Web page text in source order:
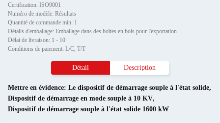
Certification: ISO9001
Numéro de modèle: Résultats
Quantité de commande min: 1
Détails d'emballage: Emballage dans des boîtes en bois pour l'exportation
Délai de livraison: 1 - 10
Conditions de paiement: L/C, T/T
Détail Description
Mettre en évidence: Le dispositif de démarrage souple à l'état solide,
Dispositif de démarrage en mode souple à 10 KV,
Dispositif de démarrage souple à l'état solide 1600 kW